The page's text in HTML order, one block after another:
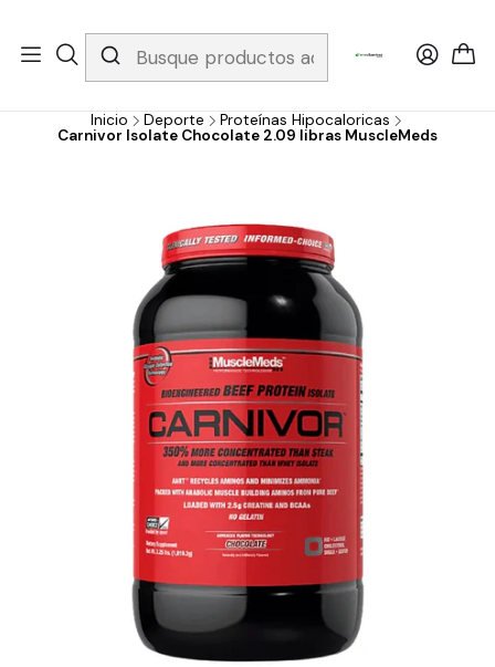
Whatsapp 3229079958/ Fijo 6019251796 / Envios a todo el país y
gratis apartir de 199.000!
Inicio Deporte
Proteínas Hipocaloricas
Carnivor Isolate Chocolate 2.09 libras MuscleMeds